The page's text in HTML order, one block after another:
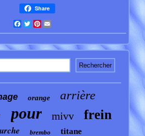
Share
Facebook
TwitterPinterest
orange arrière
pour mivv frein
brembo titane